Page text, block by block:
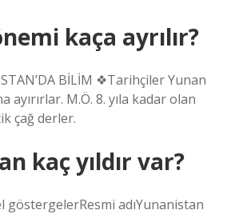
kaça ayrılır?
BİLİM ❖Tarihçiler Yunan
ayırırlar. M.Ö. 8. yıla kadar olan
çağ derler.
kaç yıldır var?
göstergelerResmi adıYunanistan